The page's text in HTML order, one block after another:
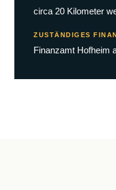
circa 20 Kilometer
ZUSTÄNDIGES
Finanzamt Hofheim